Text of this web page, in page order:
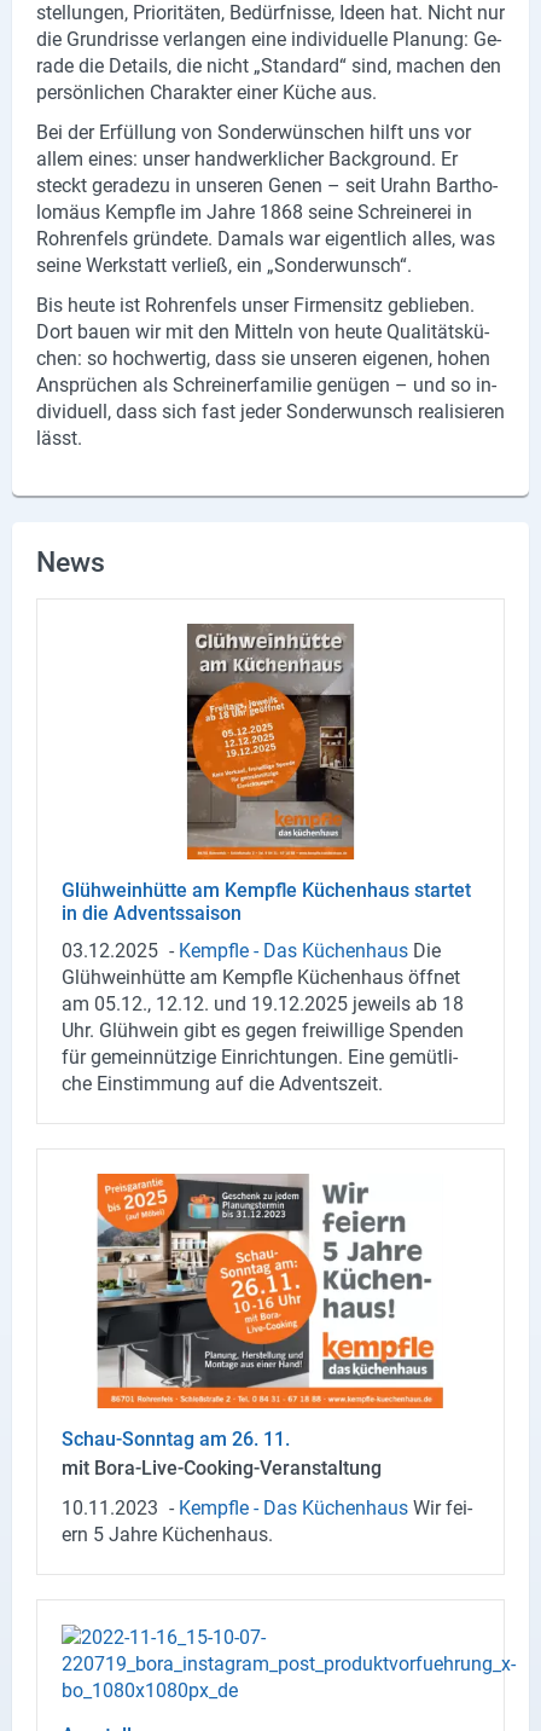
stel­lun­gen, Prio­ri­tä­ten, Be­dürf­nis­se, Ideen hat. Nicht nur
die Grund­ris­se ver­lan­gen eine in­di­vi­du­el­le Pla­nung: Ge­
ra­de die De­tails, die nicht „Stan­dard“ sind, ma­chen den
per­sön­li­chen Cha­rak­ter einer Küche aus.
Bei der Er­fül­lung von Son­der­wün­schen hilft uns vor
allem eines: unser hand­werk­li­cher Back­ground. Er
steckt ge­ra­de­zu in un­se­ren Genen – seit Urahn Bar­tho­
lo­mä­us Kempf­le im Jahre 1868 seine Schrei­ne­rei in
Roh­ren­fels grün­de­te. Da­mals war ei­gent­lich alles, was
seine Werk­statt ver­ließ, ein „Son­der­wunsch“.
Bis heute ist Roh­ren­fels unser Fir­men­sitz ge­blie­ben.
Dort bauen wir mit den Mit­teln von heute Qua­li­täts­kü­
chen: so hoch­wer­tig, dass sie un­se­ren ei­ge­nen, hohen
An­sprü­chen als Schrein­er­fa­mi­lie ge­nü­gen – und so in­
di­vi­du­ell, dass sich fast jeder Son­der­wunsch rea­li­sie­ren
lässt.
News
Glüh­wein­hüt­te am Kempf­le Kü­chen­haus star­tet
in die Ad­vents­sai­son
03.12.2025 - Kempf­le - Das Kü­chen­haus Die
Glüh­wein­hüt­te am Kempf­le Kü­chen­haus öff­net
am 05.12., 12.12. und 19.12.2025 je­weils ab 18
Uhr. Glüh­wein gibt es gegen frei­wil­li­ge Spen­den
für ge­mein­nüt­zi­ge Ein­rich­tun­gen. Eine ge­müt­li­
che Ein­stim­mung auf die Ad­vents­zeit.
Schau-​Sonntag am 26. 11.
mit Bora-​Live-Cooking-Veranstaltung
10.11.2023 - Kempf­le - Das Kü­chen­haus Wir fei­
ern 5 Jahre Kü­chen­haus.